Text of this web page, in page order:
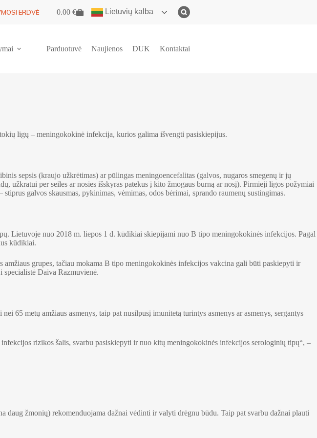
ERDVĖ
Shopping
0.00 € Lietuvių kalba
Parduotuvė Naujienos DUK Kontaktai
ligų – meningokokinė infekcija, kurios galima išvengti pasiskiepijus.
sepsis (kraujo užkrėtimas) ar pūlingas meningoencefalitas (galvos, nugaros smegenų ir jų
užkratui per seiles ar nosies išskyras patekus į kito žmogaus burną ar nosį). Pirmieji ligos požymiai
galvos skausmas, pykinimas, vėmimas, odos bėrimai, sprando raumenų sustingimas.
Lietuvoje nuo 2018 m. liepos 1 d. kūdikiai skiepijami nuo B tipo meningokokinės infekcijos. Pagal
kūdikiai.
grupes, tačiau mokama B tipo meningokokinės infekcijos vakcina gali būti paskiepyti ir
Daiva Razmuvienė.
65 metų amžiaus asmenys, taip pat nusilpusį imunitetą turintys asmenys ar asmenys, sergantys
rizikos šalis, svarbu pasiskiepyti ir nuo kitų meningokokinės infekcijos serologinių tipų“, –
žmonių) rekomenduojama dažnai vėdinti ir valyti drėgnu būdu. Taip pat svarbu dažnai plauti